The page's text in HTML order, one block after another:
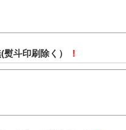
熨斗印刷除く） !